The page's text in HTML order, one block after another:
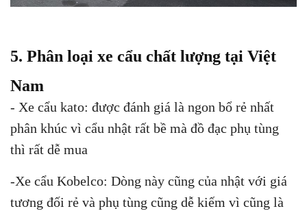
5. Phân loại xe cẩu chất lượng tại Việt
Nam
- Xe cẩu kato: được đánh giá là ngon bổ rẻ nhất
phân khúc vì cẩu nhật rất bề mà đồ đạc phụ tùng
thì rất dễ mua
-Xe cẩu Kobelco: Dòng này cũng của nhật với giá
tương đối rẻ và phụ tùng cũng dễ kiếm vì cũng là